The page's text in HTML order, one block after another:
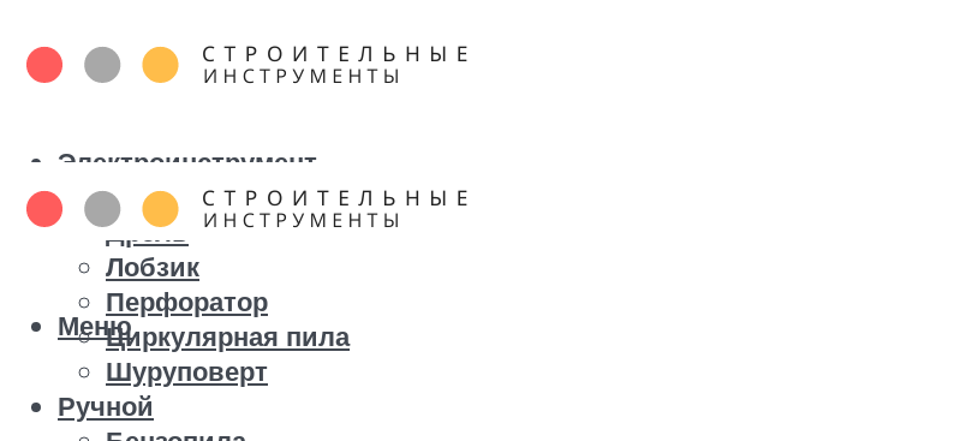
Электроинструмент
Болгарка
Дрель
Лобзик
Перфоратор
Циркулярная пила
Шуруповерт
Ручной
Меню